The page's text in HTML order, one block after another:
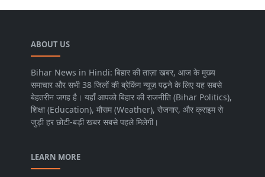
ABOUT US
Bihar News in Hindi: बिहार की ताज़ा खबर, आज के मुख्य
समाचार और सभी 38 जिलों की ब्रेकिंग न्यूज़ पढ़ने के लिए यह सबसे
बेहतरीन जगह है। यहाँ आपको बिहार की राजनीति (Bihar Politics),
शिक्षा (Education), मौसम (Weather), रोजगार, और क्राइम से
जुड़ी हर छोटी-बड़ी खबर सबसे पहले मिलेगी।
LEARN MORE